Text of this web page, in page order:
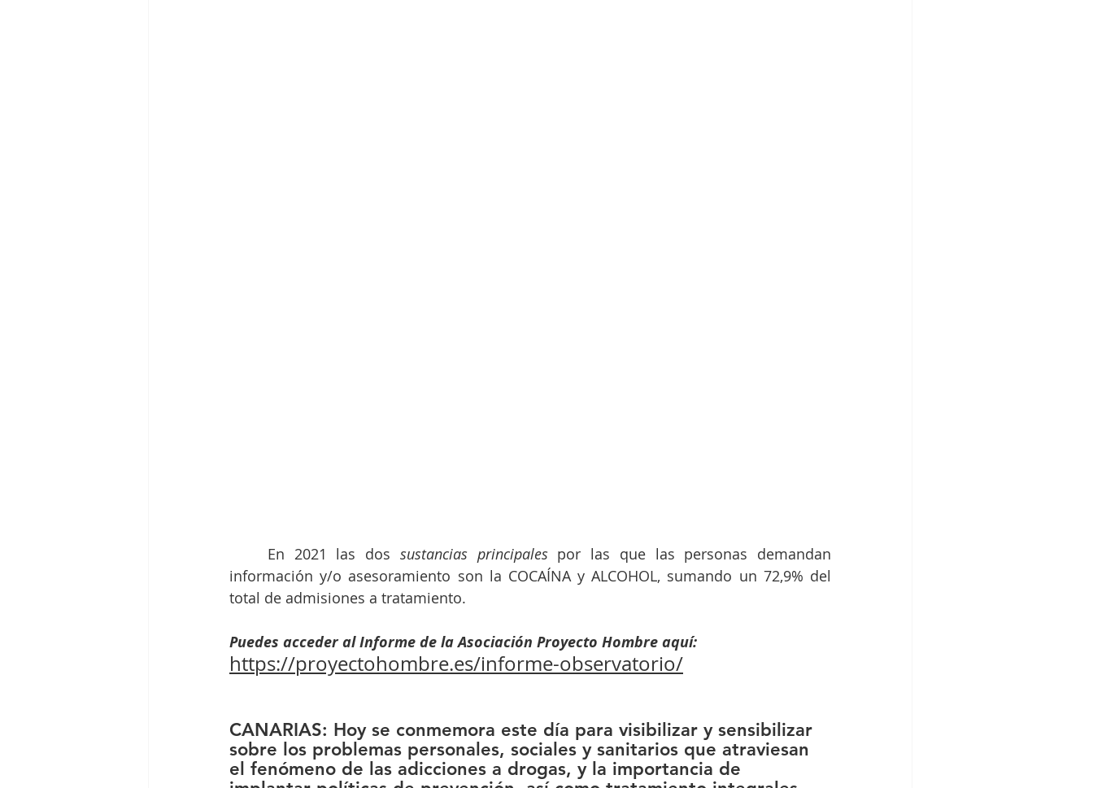
	En 2021 las dos
sustancias principales por las que las personas demandan
información y/o asesoramiento son la COCAÍNA y ALCOHOL, sumando un 72,9% del
total de admisiones a tratamiento.
Puedes acceder al Informe de la Asociación Proyecto Hombre aquí:
https://proyectohombre.es/informe-observatorio/
CANARIAS: Hoy se conmemora este día para visibilizar y sensibilizar
sobre los problemas personales, sociales y sanitarios que atraviesan
el fenómeno de las adicciones a drogas, y la importancia de